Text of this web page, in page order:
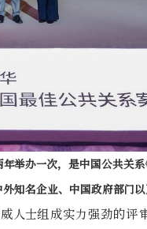
举办一次，是中国公共关
知名企业、中国政府部门以
人士组成实力强劲的评